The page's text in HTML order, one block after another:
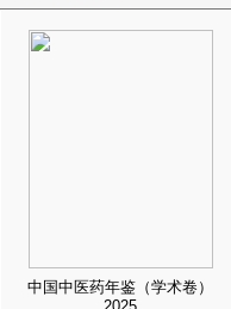
中国中医药年鉴（学术卷）